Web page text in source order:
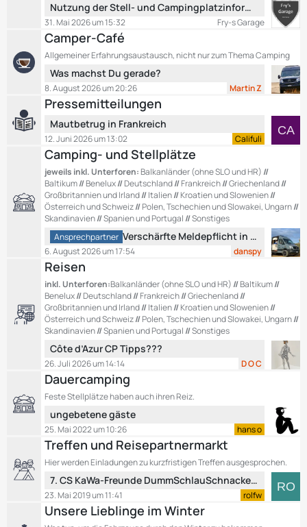
e
i
t
r
g
e
e
t
z
t
B
e
r
ä
g
e
Nutzung der Stell- und Campingplatzinformationen
Fry-s Garage
31. Mai 2026 um 15:32
Camper-Café
Allgemeiner Erfahrungsaustausch, nicht nur zum Thema Camping
e
t
z
e
B
e
i
t
r
ä
e
Was machst Du gerade?
Martin Z
8. August 2026 um 20:26
Pressemitteilungen
e
t
z
t
e
B
e
t
ä
g
e
Mautbetrug in Frankreich
Califuli
12. Juni 2026 um 13:02
Camping- und Stellplätze
jeweils inkl. Unterforen: Balkanländer (ohne SLO und HR) //
Baltikum//Benelux//Deutschland//Frankreich//Griechenland//
Großbritannien und Irland//Italien//Kroatien und Slowenien//
Österreich und Schweiz//Polen, Tschechien und Slowakei, Ungarn//
Skandinavien//Spanien und Portugal //Sonstiges
e
t
z
t
e
B
e
t
ä
g
Ansprechpartner Verschärfte Meldepflicht in Montenegro ?
danspy
6. August 2026 um 17:54
Reisen
inkl. Unterforen:Balkanländer (ohne SLO und HR) //Baltikum//
Benelux//Deutschland//Frankreich//Griechenland//
Großbritannien und Irland//Italien//Kroatien und Slowenien//
Österreich und Schweiz//Polen, Tschechien und Slowakei, Ungarn//
Skandinavien//Spanien und Portugal //Sonstiges
e
t
z
t
B
e
i
ä
g
Côte d’Azur CP Tipps???
D O C
26. Juli 2026 um 14:14
Dauercamping
Feste Stellplätze haben auch ihren Reiz.
e
t
z
t
B
e
i
ungebetene gäste
hans o
25. Mai 2022 um 10:26
Treffen und Reisepartnermarkt
Hier werden Einladungen zu kurzfristigen Treffen ausgesprochen.
e
t
z
7. CS KaWa-Freunde DummSchlauSchnackerTreffen vom 1. - 5. Mai 2019 in Oberbozen, Italien
rolfw
23. Mai 2019 um 11:41
Unsere Lieblinge im Winter